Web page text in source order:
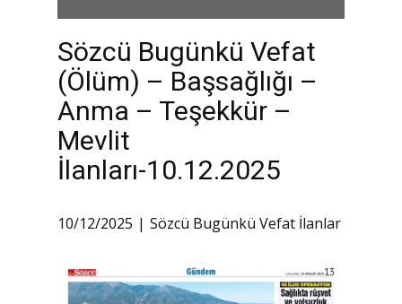
Sözcü Bugünkü Vefat
(Ölüm) – Başsağlığı –
Anma – Teşekkür –
Mevlit
İlanları-10.12.2025
10/12/2025 Sözcü Bugünkü Vefat İlanlar